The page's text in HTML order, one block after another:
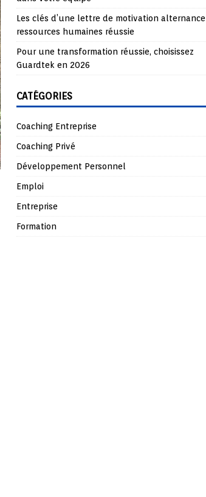
Les clés d’une lettre de motivation alternance
ressources humaines réussie
Pour une transformation réussie, choisissez
Guardtek en 2026
CATÉGORIES
Coaching Entreprise
Coaching Privé
Développement Personnel
Emploi
Entreprise
Formation